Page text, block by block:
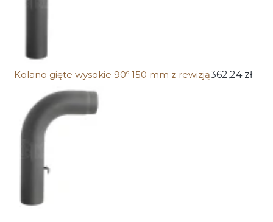
Kolano gięte wysokie 90º 150 mm z rewizją362,24 zł